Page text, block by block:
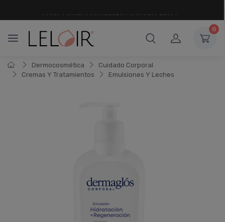
0
Dermocosmética
Cuidado Corporal
Cremas Y Tratamientos
Emulsiones Y Leches